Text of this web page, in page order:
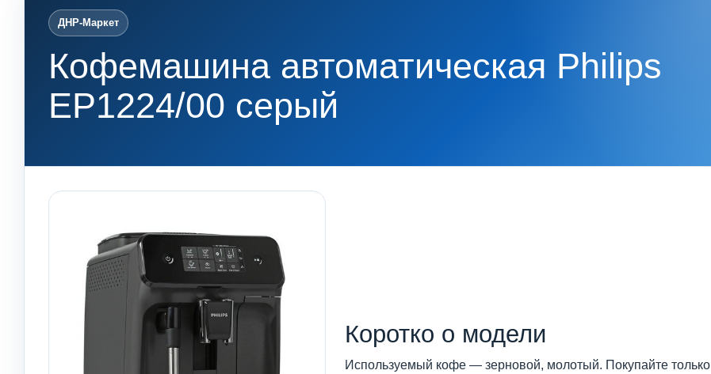
ДНР-Маркет
Кофемашина автоматическая Philips
EP1224/00 серый
Коротко о модели
Используемый кофе — зерновой, молотый. Покупайте только